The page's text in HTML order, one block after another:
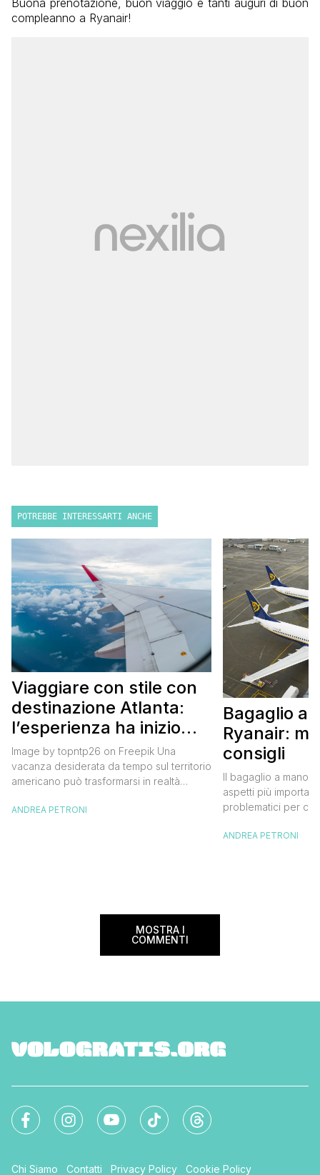
compleanno a Ryanair!
POTREBBE INTERESSARTI ANCHE
Viaggiare con stile con
destinazione Atlanta:
l’esperienza ha inizio
con un volo Air France
Image by topntp26 on Freepik Una
vacanza desiderata da tempo sul territorio
americano può trasformarsi in realtà
France. Tale realtà, fondata nel 1933, ha
ANDREA PETRONI
Bagaglio a
Ryanair:
consigli
Il bagaglio a mano
aspetti più
problematici per chi
bagaglio cambiano
ANDREA PETRONI
MOSTRA I
COMMENTI
Chi Siamo Contatti Privacy Policy Cookie Policy